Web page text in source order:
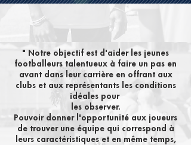
" Notre objectif est d'aider les jeunes
footballeurs talentueux à faire un pas en
avant dans leur carrière en offrant aux
clubs et aux représentants les conditions
idéales pour
les observer.
Pouvoir donner l'opportunité aux joueurs
de trouver une équipe qui correspond à
leurs caractéristiques et en même temps,